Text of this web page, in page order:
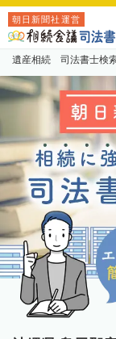
朝日新聞社運営
遺産相続 司法書士検